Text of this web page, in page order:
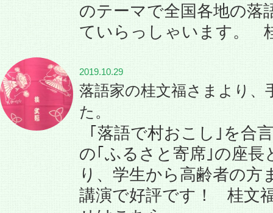
のテーマで全国各地の落
ていらっしゃいます。
2019.10.29
落語家の桂文福さまより
た。
｢落語で村おこし｣を合
の｢ふるさと寄席｣の座
り、学生から高齢者の方
講演で好評です！ 桂文